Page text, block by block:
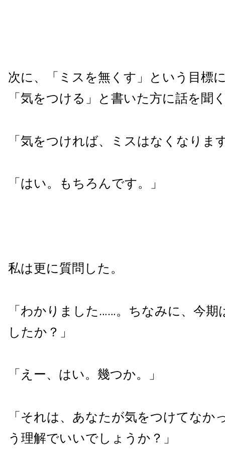
次に、「ミスを無くす」という目標
「気をつける」と書いた方に話を聞
「気をつければ、ミスはなくなりま
「はい。もちろんです。」
私は更に質問した。
「わかりました……。ちなみに、今
したか？」
「えー、はい。幾つか。」
「それは、あなたが気をつけてなか
う理解でいいでしょうか？」